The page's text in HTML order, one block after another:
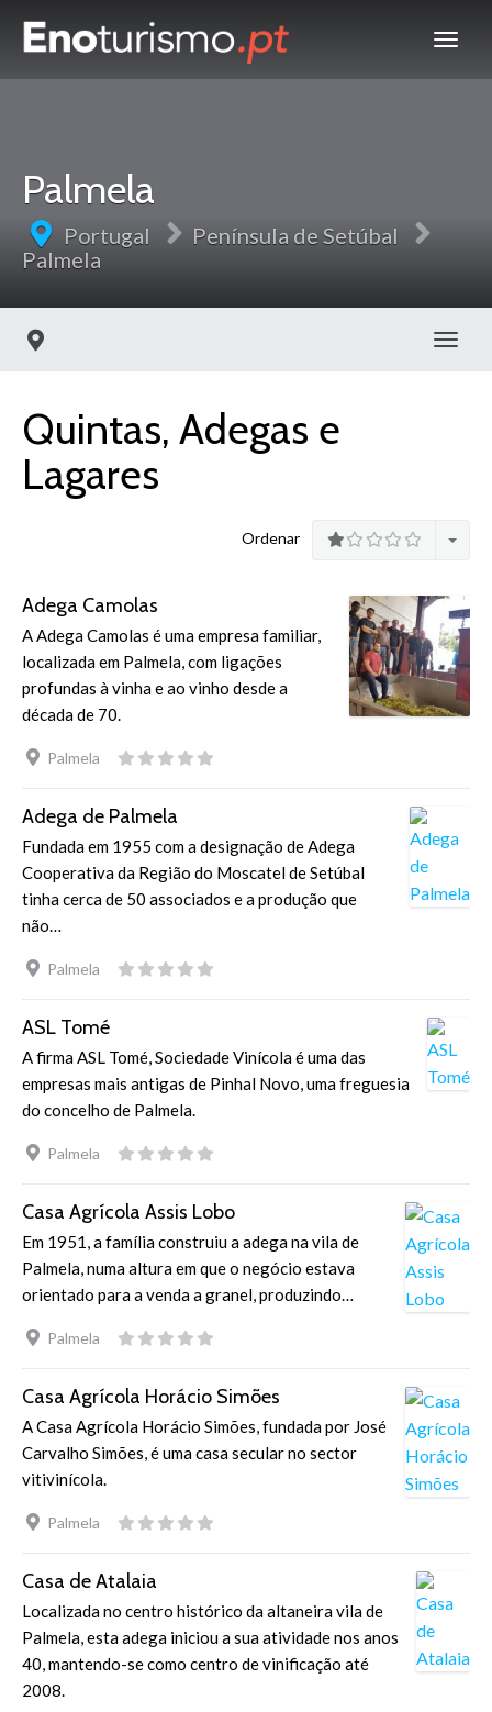
Palmela
Portugal
Península de Setúbal
Palmela
Quintas, Adegas e
Lagares
Ordenar
Adega Camolas
A Adega Camolas é uma empresa familiar,
localizada em Palmela, com ligações
profundas à vinha e ao vinho desde a
década de 70.
Palmela
Adega de Palmela
Fundada em 1955 com a designação de Adega
Cooperativa da Região do Moscatel de Setúbal
tinha cerca de 50 associados e a produção que
não…
Palmela
ASL Tomé
A firma ASL Tomé, Sociedade Vinícola é uma das
empresas mais antigas de Pinhal Novo, uma freguesia
do concelho de Palmela.
Palmela
Casa Agrícola Assis Lobo
Em 1951, a família construiu a adega na vila de
Palmela, numa altura em que o negócio estava
orientado para a venda a granel, produzindo…
Palmela
Casa Agrícola Horácio Simões
A Casa Agrícola Horácio Simões, fundada por José
Carvalho Simões, é uma casa secular no sector
vitivinícola.
Palmela
Casa de Atalaia
Localizada no centro histórico da altaneira vila de
Palmela, esta adega iniciou a sua atividade nos anos
40, mantendo-se como centro de vinificação até
2008.